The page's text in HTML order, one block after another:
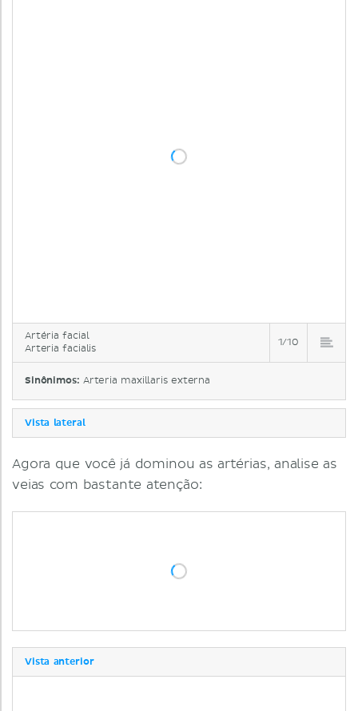
Artéria facial
Arteria facialis
1/10
Sinônimos: Arteria maxillaris externa
Vista lateral
Agora que você já dominou as artérias, analise as
veias com bastante atenção:
Vista anterior